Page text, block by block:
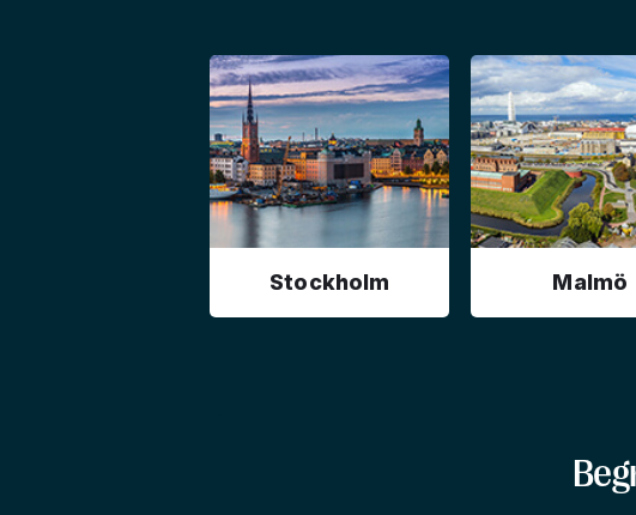
Stockholm Malmö